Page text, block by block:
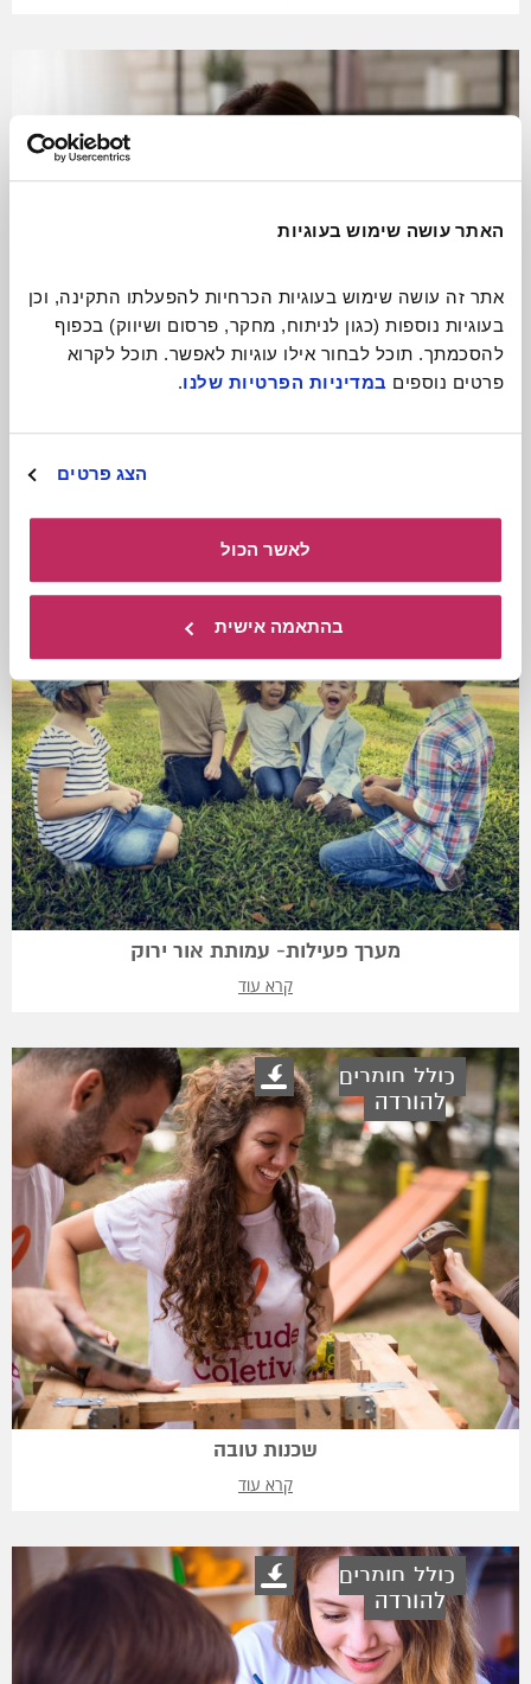
האתר עושה שימוש בעוגיות
פרטים נוספים במדיניות הפרטיות שלנו.
הצג פרטים
לאשר הכול
בהתאמה אישית
כולל חומרים
להורדה
מערך פעילות- עמותת אור ירוק
קרא עוד
כולל חומרים
להורדה
שכנות טובה
קרא עוד
כולל חומרים
להורדה